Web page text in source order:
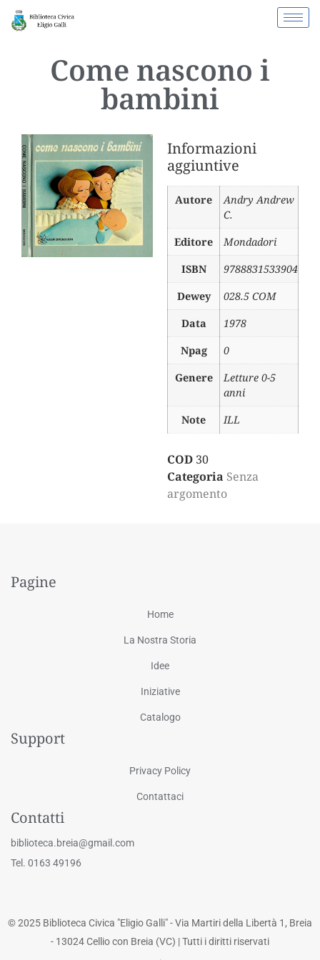
Come nascono i
bambini
Informazioni
aggiuntive
Autore
Andry Andrew
C.
Editore
Mondadori
ISBN
9788831533904
Dewey
028.5 COM
Data
1978
Npag
0
Genere
Letture 0-5
anni
Note
ILL
COD 30
Categoria Senza
argomento
Pagine
Home
La Nostra Storia
Idee
Iniziative
Catalogo
Support
Privacy Policy
Contattaci
Contatti
biblioteca.breia@gmail.com
Tel. 0163 49196
© 2025 Biblioteca Civica "Eligio Galli" - Via Martiri della Libertà 1, Breia
- 13024 Cellio con Breia (VC) | Tutti i diritti riservati